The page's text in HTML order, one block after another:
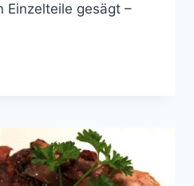
Einzelteile gesägt –